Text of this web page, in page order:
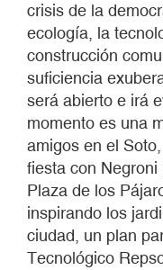
crisis de la
ecología, la
construcción
suficiencia
será abierto e irá
momento es una
amigos en el
fiesta con
Plaza de los
inspirando los
ciudad, un plan
Tecnológico